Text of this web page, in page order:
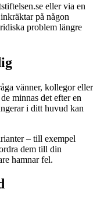
eller via en
på någon
problem längre
vänner, kollegor eller
minnas det efter en
i ditt huvud kan
– till exempel
dem till din
hamnar fel.